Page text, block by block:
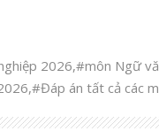
2026,#môn Ngữ
,#Đáp án tất cả các